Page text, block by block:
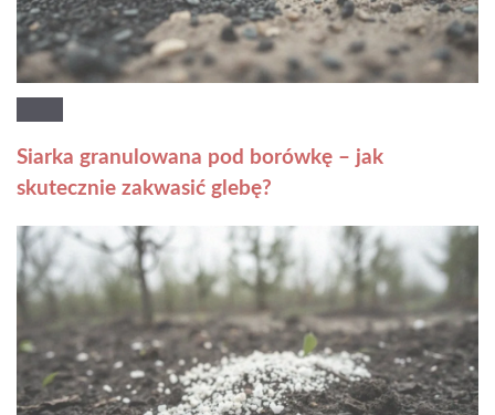
Siarka granulowana pod borówkę – jak
skutecznie zakwasić glebę?